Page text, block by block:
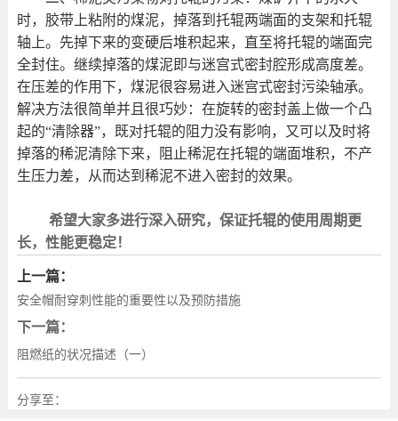
时，胶带上粘附的煤泥，掉落到托辊两端面的支架和托辊
轴上。先掉下来的变硬后堆积起来，直至将托辊的端面完
全封住。继续掉落的煤泥即与迷宫式密封腔形成高度差。
在压差的作用下，煤泥很容易进入迷宫式密封污染轴承。
解决方法很简单并且很巧妙：在旋转的密封盖上做一个凸
起的“清除器”，既对托辊的阻力没有影响，又可以及时将
掉落的稀泥清除下来，阻止稀泥在托辊的端面堆积，不产
生压力差，从而达到稀泥不进入密封的效果。
希望大家多进行深入研究，保证托辊的使用周期更
长，性能更稳定！
上一篇：
安全帽耐穿刺性能的重要性以及预防措施
下一篇：
阻燃纸的状况描述（一）
分享至：